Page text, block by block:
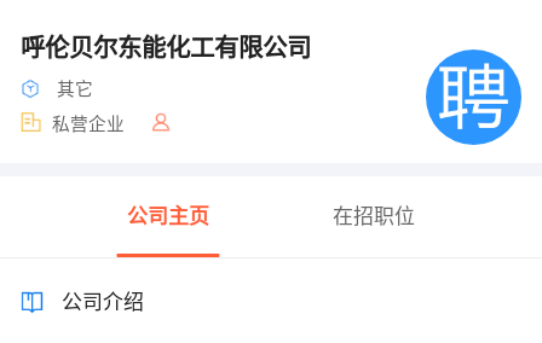
呼伦贝尔东能化工有限公司
其它
私营企业
公司主页 在招职位
公司介绍